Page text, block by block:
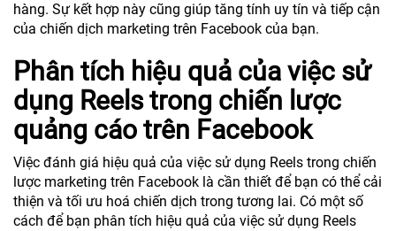
hàng. Sự kết hợp này cũng giúp tăng tính uy tín và tiếp cận
của chiến dịch marketing trên Facebook của bạn.
Phân tích hiệu quả của việc sử
dụng Reels trong chiến lược
quảng cáo trên Facebook
Việc đánh giá hiệu quả của việc sử dụng Reels trong chiến
lược marketing trên Facebook là cần thiết để bạn có thể cải
thiện và tối ưu hoá chiến dịch trong tương lai. Có một số
cách để bạn phân tích hiệu quả của việc sử dụng Reels